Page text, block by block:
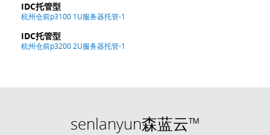
IDC托管型
杭州仓前p3100 1U服务器托管-1
IDC托管型
杭州仓前p3200 2U服务器托管-1
senlanyun森蓝云™